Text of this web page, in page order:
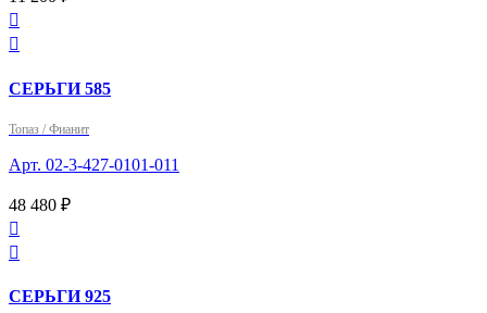


СЕРЬГИ 585
Топаз / Фианит
Арт. 02-3-427-0101-011
48 480 ₽


СЕРЬГИ 925